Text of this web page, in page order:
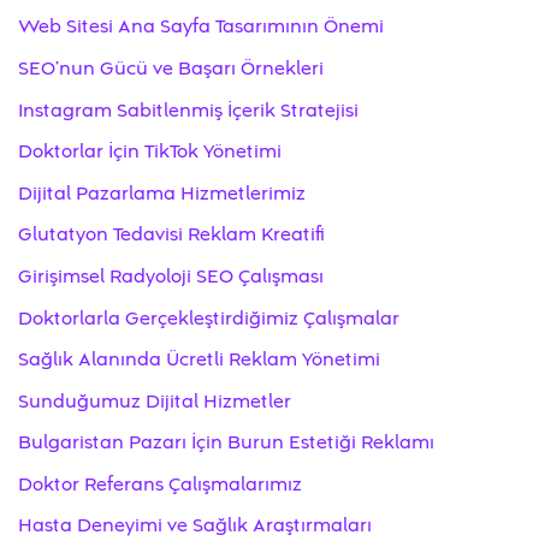
Web Sitesi Ana Sayfa Tasarımının Önemi
SEO’nun Gücü ve Başarı Örnekleri
Instagram Sabitlenmiş İçerik Stratejisi
Doktorlar İçin TikTok Yönetimi
Dijital Pazarlama Hizmetlerimiz
Glutatyon Tedavisi Reklam Kreatifi
Girişimsel Radyoloji SEO Çalışması
Doktorlarla Gerçekleştirdiğimiz Çalışmalar
Sağlık Alanında Ücretli Reklam Yönetimi
Sunduğumuz Dijital Hizmetler
Bulgaristan Pazarı İçin Burun Estetiği Reklamı
Doktor Referans Çalışmalarımız
Hasta Deneyimi ve Sağlık Araştırmaları